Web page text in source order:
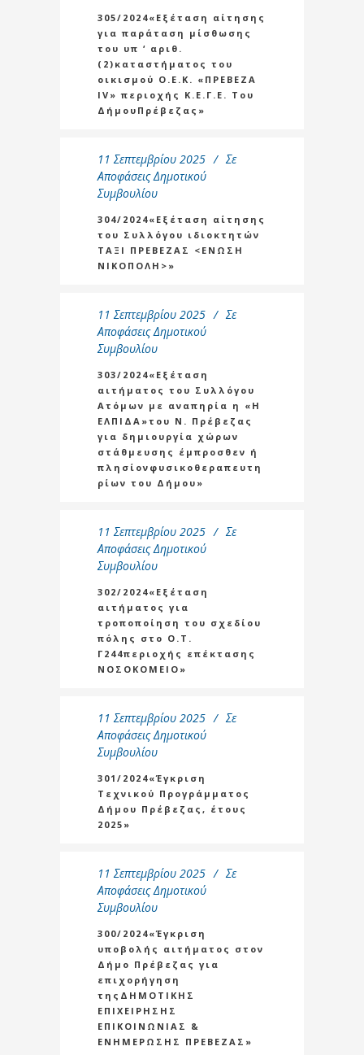
305/2024«Εξέταση αίτησης
για παράταση μίσθωσης
του υπ ‘ αριθ.
(2)καταστήματος του
οικισμού Ο.Ε.Κ. «ΠΡΕΒΕΖΑ
IV» περιοχής Κ.Ε.Γ.Ε. Του
ΔήμουΠρέβεζας»
11 Σεπτεμβρίου 2025
Σε
Αποφάσεις Δημοτικού
Συμβουλίου
304/2024«Εξέταση αίτησης
του Συλλόγου ιδιοκτητών
ΤΑΞΙ ΠΡΕΒΕΖΑΣ <ΕΝΩΣΗ
ΝΙΚΟΠΟΛΗ>»
11 Σεπτεμβρίου 2025
Σε
Αποφάσεις Δημοτικού
Συμβουλίου
303/2024«Εξέταση
αιτήματος του Συλλόγου
Ατόμων με αναπηρία η «Η
ΕΛΠΙΔΑ»του Ν. Πρέβεζας
για δημιουργία χώρων
στάθμευσης έμπροσθεν ή
πλησίονφυσικοθεραπευτη
ρίων του Δήμου»
11 Σεπτεμβρίου 2025
Σε
Αποφάσεις Δημοτικού
Συμβουλίου
302/2024«Εξέταση
αιτήματος για
τροποποίηση του σχεδίου
πόλης στο Ο.Τ.
Γ244περιοχής επέκτασης
ΝΟΣΟΚΟΜΕΙΟ»
11 Σεπτεμβρίου 2025
Σε
Αποφάσεις Δημοτικού
Συμβουλίου
301/2024«Έγκριση
Τεχνικού Προγράμματος
Δήμου Πρέβεζας, έτους
2025»
11 Σεπτεμβρίου 2025
Σε
Αποφάσεις Δημοτικού
Συμβουλίου
300/2024«Έγκριση
υποβολής αιτήματος στον
Δήμο Πρέβεζας για
επιχορήγηση
τηςΔΗΜΟΤΙΚΗΣ
ΕΠΙΧΕΙΡΗΣΗΣ
ΕΠΙΚΟΙΝΩΝΙΑΣ &
ΕΝΗΜΕΡΩΣΗΣ ΠΡΕΒΕΖΑΣ»